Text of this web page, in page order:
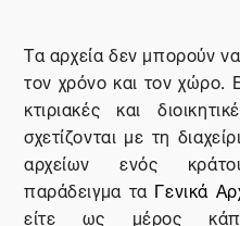
Τα αρχεία δεν μπορούν
τον χρόνο και τον χώρο.
κτιριακές και
σχετίζονται με τη
αρχείων ενός
παράδειγμα τα Γενικά
είτε ως μέρος